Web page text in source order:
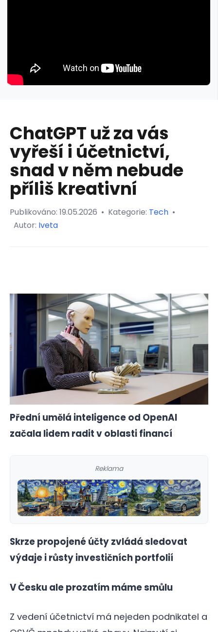
ChatGPT už za vás
vyřeší i účetnictví,
snad v něm nebude
příliš kreativní
Publikováno: 19.05.2026 • Kategorie: Tech •
Autor: Iveta
Přední umělá inteligence od OpenAI
začala lidem radit v oblasti financí
Reklama
Skrze propojené účty zvládá sledovat
výdaje i růsty investičních portfolií
V Česku ale prozatím máme smůlu
Z vedení účetnictví má nejeden podnikatel a